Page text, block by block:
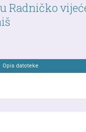
Radničko
Opis datoteke